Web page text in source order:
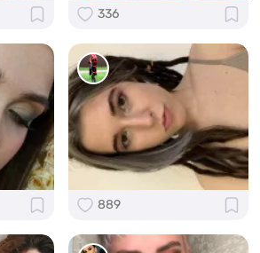
336
889